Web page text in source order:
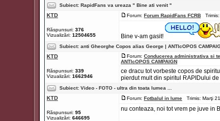
Subiect: RapidFans va ureaza " Bine ati venit "
KTD
Răspunsuri: 376
Vizualizări: 12504655
Forum: Forum RapidFans FCRB
Bine v-am gasit!
Subiect: anti Gheorghe Copos alias George | ANTIcOPOS
KTD
Răspunsuri: 339
Vizualizări: 1662946
Forum: Conducerea administrativa si
ANTIcOPOS CAMPAIGN
ce dracu tot vorbeste copos de
pierdut mult din spiritul RAPIDului
Subiect: Video - FOTO - ultra din toata lumea ...
KTD
Răspunsuri: 95
Vizualizări: 646695
Forum: Fotbalul in lume Trimis: Marţi
nu conteaza, noi tot vrem pe juve in